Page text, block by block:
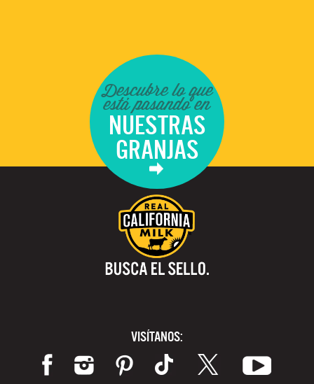
Descubre lo que
está pasando en
NUESTRAS
GRANJAS
VISÍTANOS: